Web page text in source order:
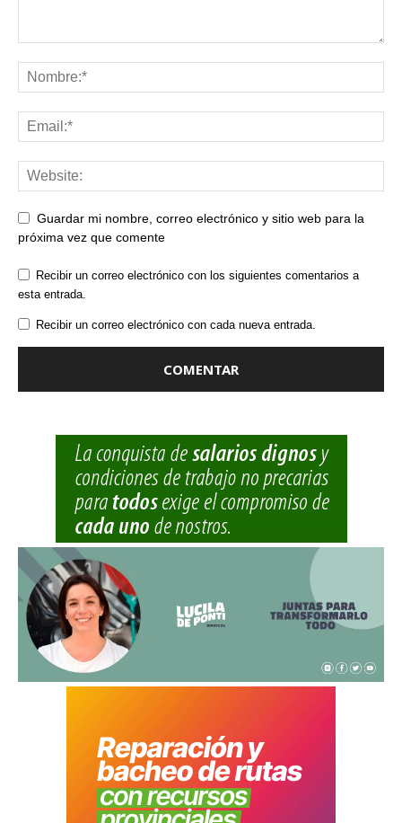
Guardar mi nombre, correo electrónico y sitio web para la
próxima vez que comente
Recibir un correo electrónico con los siguientes comentarios a
esta entrada.
Recibir un correo electrónico con cada nueva entrada.